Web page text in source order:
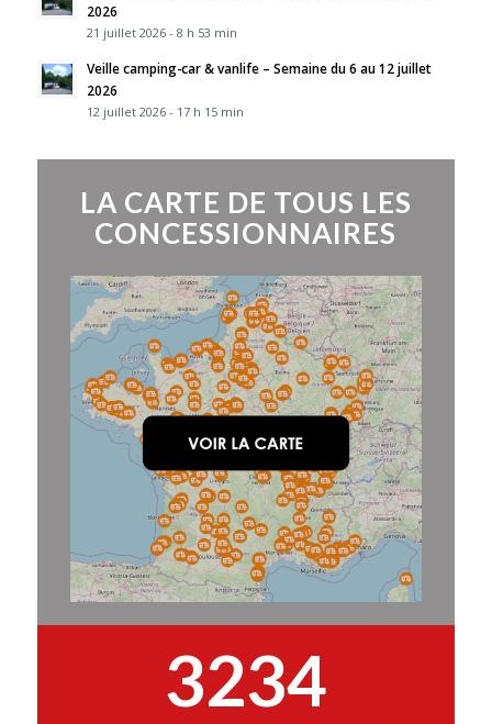
2026
21 juillet 2026 - 8 h 53 min
Veille camping-car & vanlife – Semaine du 6 au 12 juillet
2026
12 juillet 2026 - 17 h 15 min
LA CARTE DE TOUS LES
CONCESSIONNAIRES
3234